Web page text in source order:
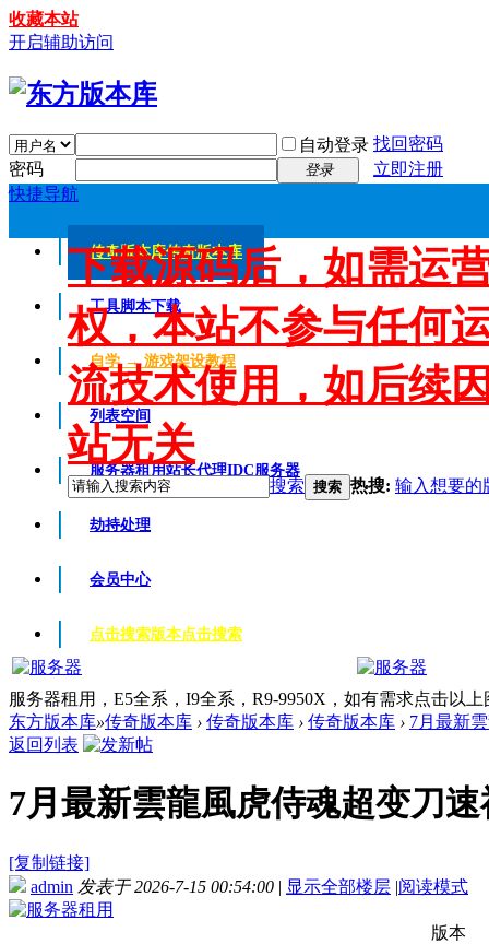
收藏本站
开启辅助访问
自动登录 找回密码
密码
登录
立即注册
快捷导航
传奇版本库传奇版本库
工具脚本下载
自学 → 游戏架设教程
列表空间
服务器租用站长代理IDC服务器
劫持处理
会员中心
点击搜索版本点击搜索
下载源码后，如需运
权，本站不参与任何
流技术使用，如后续
站无关
搜索 搜索 热搜: 输入想要的
服务器租用，E5全系，I9全系，R9-9950X，如有需求点击以
东方版本库»传奇版本库 › 传奇版本库 › 传奇版本库 › 7月最新
返回列表
7月最新雲龍風虎侍魂超变刀
[复制链接]
admin 发表于 2026-7-15 00:54:00 | 显示全部楼层 |阅读模式
版本